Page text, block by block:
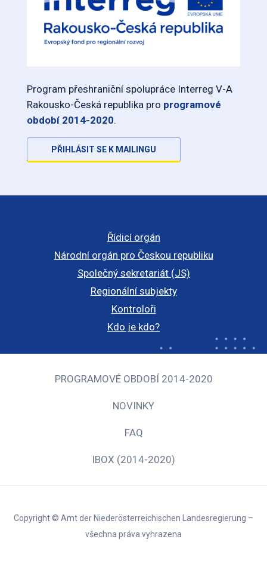
Program přeshraniční spolupráce Interreg V-A
Rakousko-Česká republika pro programové
období 2014-2020.
PŘIHLÁSIT SE K MAILINGU
Řídicí orgán
Národní orgán pro Českou republiku
Společný sekretariát (JS)
Regionální subjekty
Kontroloři
Kdo je kdo?
PROGRAMOVÉ OBDOBÍ 2014-2020
NOVINKY
FAQ
IBOX (2014-2020)
Copyright © Amt der Niederösterreichischen Landesregierung –
všechna práva vyhrazena